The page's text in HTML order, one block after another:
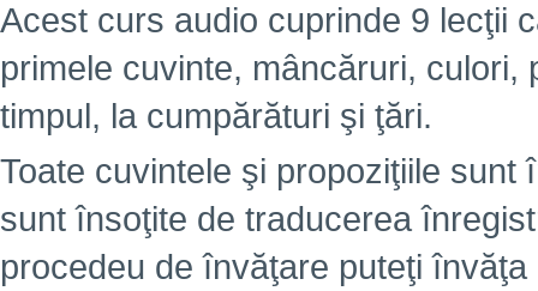
Acest curs audio cuprinde 9 lecţii
primele cuvinte, mâncăruri,
timpul, la cumpărături şi ţări.
Toate cuvintele şi propoziţiile
sunt însoţite de traducerea
procedeu de învăţare puteţi